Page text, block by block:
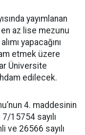
yayımlanan
az lise mezunu
yapacağını
etmek üzere
Üniversite
edilecek.
4. maddesinin
15754 sayılı
ve 26566 sayılı